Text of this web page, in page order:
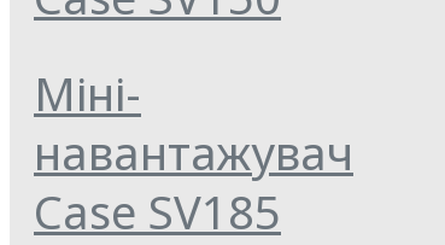
Міні-
навантажувач
Case SV185